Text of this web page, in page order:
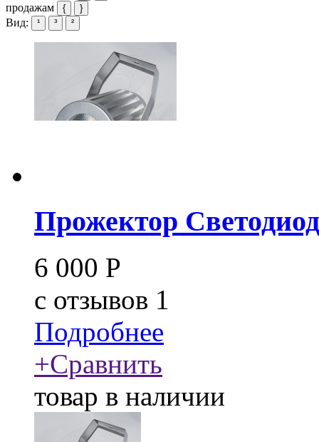
продажам { }
Вид: ¹ ³ ²
Прожектор
6 000 Р
c отзывов 1
Подробнее
+Сравнить
товар в наличии